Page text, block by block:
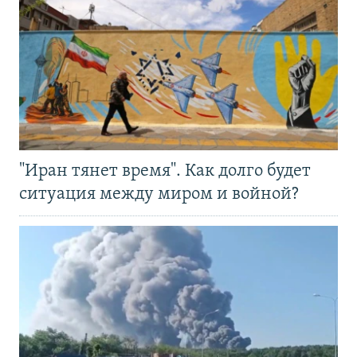
"Иран тянет время". Как долго будет
ситуация между миром и войной?